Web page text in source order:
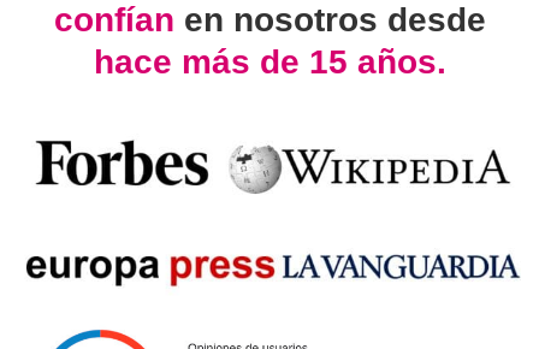
confían en nosotros desde
hace más de 15 años.